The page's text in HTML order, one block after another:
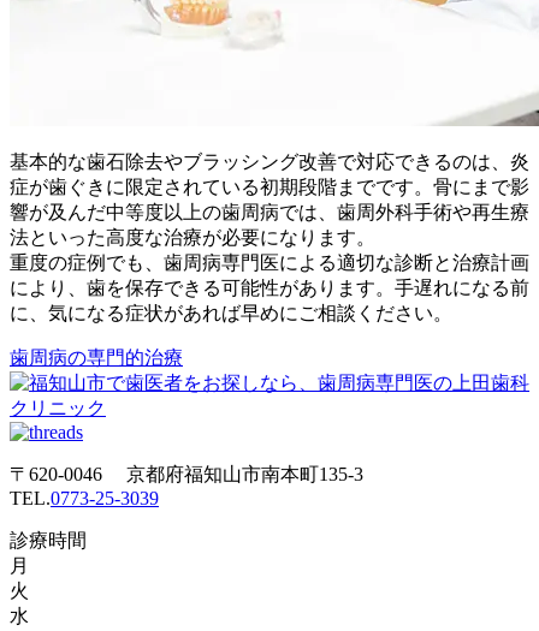
基本的な歯石除去やブラッシング改善で対応できるのは、炎
症が歯ぐきに限定されている初期段階までです。骨にまで影
響が及んだ中等度以上の歯周病では、歯周外科手術や再生療
法といった高度な治療が必要になります。
重度の症例でも、歯周病専門医による適切な診断と治療計画
により、歯を保存できる可能性があります。手遅れになる前
に、気になる症状があれば早めにご相談ください。
歯周病の専門的治療
〒620-0046 京都府福知山市南本町135-3
TEL.0773-25-3039
診療時間
月
火
水